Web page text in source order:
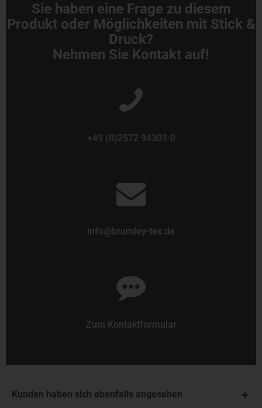
Sie haben eine Frage zu diesem
Produkt oder Möglichkeiten mit Stick &
Druck?
Nehmen Sie Kontakt auf!
+49 (0)2572 94301-0
info@brumley-tex.de
Zum Kontaktformular
Kunden haben sich ebenfalls angesehen